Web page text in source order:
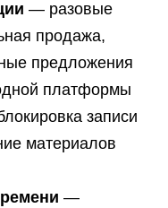
— разовые
продажа,
предложения
платформы
записи
материалов
—